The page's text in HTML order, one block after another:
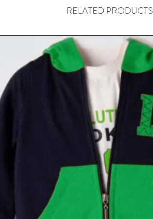
RELATED PRODUCTS